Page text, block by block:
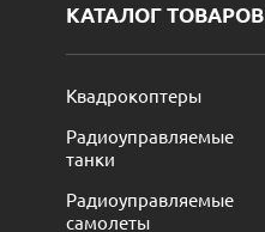
КАТАЛОГ ТОВАРОВ
Квадрокоптеры
Радиоуправляемые
танки
Радиоуправляемые
самолеты